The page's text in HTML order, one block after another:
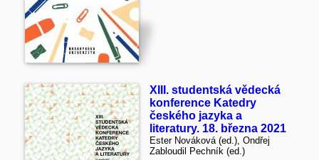
XIII. studentská vědecká
konference Katedry
českého jazyka a
literatury. 18. března 2021
Ester Nováková (ed.), Ondřej
Zabloudil Pechník (ed.)